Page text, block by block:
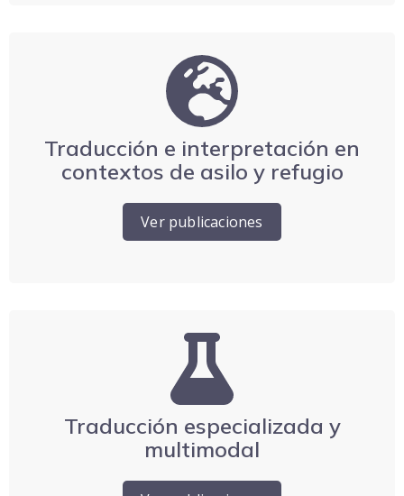
Traducción e interpretación en
contextos de asilo y refugio
Ver publicaciones
Traducción especializada y
multimodal